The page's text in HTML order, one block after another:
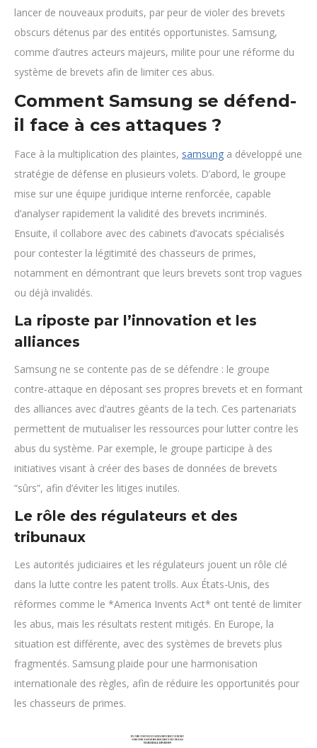
lancer de nouveaux produits, par peur de violer des brevets
obscurs détenus par des entités opportunistes. Samsung,
comme d’autres acteurs majeurs, milite pour une réforme du
système de brevets afin de limiter ces abus.
Comment Samsung se défend-
il face à ces attaques ?
Face à la multiplication des plaintes, samsung a développé une
stratégie de défense en plusieurs volets. D’abord, le groupe
mise sur une équipe juridique interne renforcée, capable
d’analyser rapidement la validité des brevets incriminés.
Ensuite, il collabore avec des cabinets d’avocats spécialisés
pour contester la légitimité des chasseurs de primes,
notamment en démontrant que leurs brevets sont trop vagues
ou déjà invalidés.
La riposte par l’innovation et les
alliances
Samsung ne se contente pas de se défendre : le groupe
contre-attaque en déposant ses propres brevets et en formant
des alliances avec d’autres géants de la tech. Ces partenariats
permettent de mutualiser les ressources pour lutter contre les
abus du système. Par exemple, le groupe participe à des
initiatives visant à créer des bases de données de brevets
“sûrs”, afin d’éviter les litiges inutiles.
Le rôle des régulateurs et des
tribunaux
Les autorités judiciaires et les régulateurs jouent un rôle clé
dans la lutte contre les patent trolls. Aux États-Unis, des
réformes comme le *America Invents Act* ont tenté de limiter
les abus, mais les résultats restent mitigés. En Europe, la
situation est différente, avec des systèmes de brevets plus
fragmentés. Samsung plaide pour une harmonisation
internationale des règles, afin de réduire les opportunités pour
les chasseurs de primes.